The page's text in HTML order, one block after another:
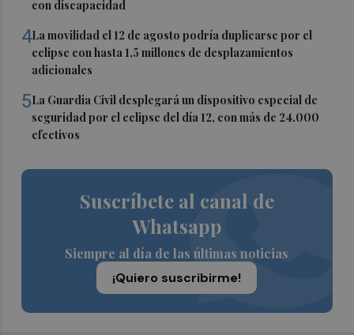
con discapacidad
4La movilidad el 12 de agosto podría duplicarse por el
eclipse con hasta 1,5 millones de desplazamientos
adicionales
5La Guardia Civil desplegará un dispositivo especial de
seguridad por el eclipse del día 12, con más de 24.000
efectivos
Suscríbete al canal de
Whatsapp
Siempre al día de las últimas noticias
¡Quiero suscribirme!